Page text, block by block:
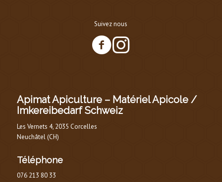
Suivez nous
Apimat Apiculture – Matériel Apicole /
Imkereibedarf Schweiz
Les Vernets 4, 2035 Corcelles
Neuchâtel (CH)
Téléphone
076 213 80 33